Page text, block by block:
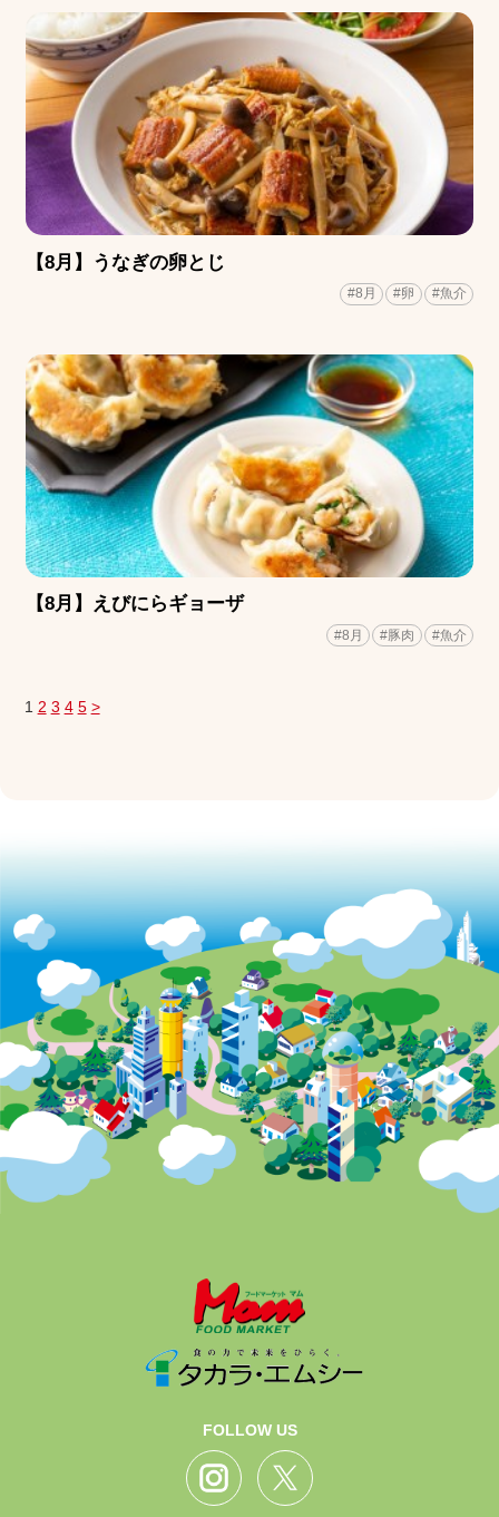
【8月】うなぎの卵とじ
#8月 #卵 #魚介
【8月】えびにらギョーザ
#8月 #豚肉 #魚介
1 2 3 4 5 >
FOLLOW US